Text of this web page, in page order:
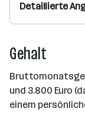
Detaillierte
Gehalt
und 3.800 Euro
einem